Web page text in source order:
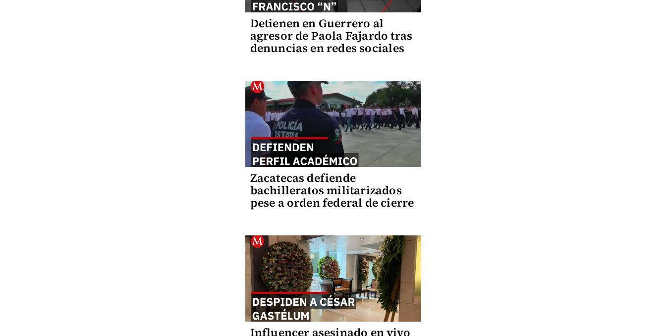
Detienen en Guerrero al
agresor de Paola Fajardo tras
denuncias en redes sociales
Zacatecas defiende
bachilleratos militarizados
pese a orden federal de cierre
Influencer asesinado en vivo